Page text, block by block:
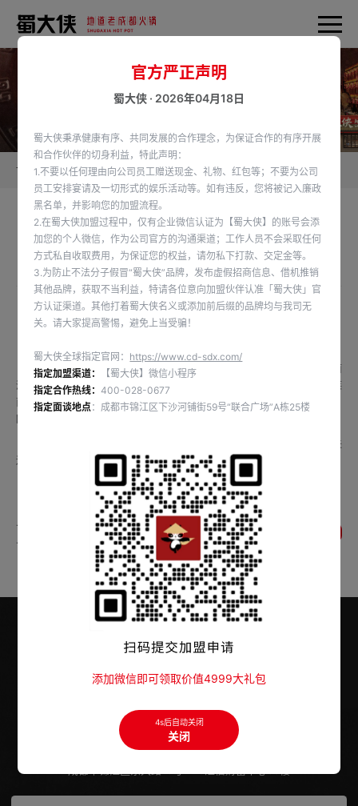
首页 蜀大侠新闻
德国杜塞尔多夫签约成功
发布时间：2024-10-30
蜀大侠火锅✖德国杜塞尔多夫汤总、胡总、武总签约成功🕌✨感谢信任🎉🥳
杜塞尔多夫(德语：Düsseldorf，英语：Dusseldorf)人口57万，位于莱茵
河畔。杜塞紧邻世界著名的鲁尔区，是欧洲人口Z稠密、经济Z发达地区北莱
茵-威斯特法伦州的首府，是德国广告，服装，展览业和通讯业的重要城市，
市内有十三至十八世纪古迹、艺术学院、著名陶器博物馆等。杜塞尔多夫
还是19世纪德国著名诗人海因里希·海涅的出生地。
2019年12月26日，位列2019年全球城市500强榜单第163名。
上一条：甘肃省酒泉敦煌市续约成功
下一条：江苏省镇江丹阳市续约成功
官方指定加盟热线
点击拨打 400-028-0677
官方严正声明
蜀大侠 · 2026年04月18日
蜀大侠秉承健康有序、共同发展的合作理念，为保证合作的有序开展
和合作伙伴的切身利益，特此声明：
1.不要以任何理由向公司员工赠送现金、礼物、红包等；不要为公司
员工安排宴请及一切形式的娱乐活动等。如有违反，您将被记入廉政
黑名单，并影响您的加盟流程。
2.在蜀大侠加盟过程中，仅有企业微信认证为【蜀大侠】的账号会添
加您的个人微信，作为公司官方的沟通渠道；工作人员不会采取任何
方式私自收取费用，为保证您的权益，请勿私下打款、交定金等。
3.为防止不法分子假冒“蜀大侠”品牌，发布虚假招商信息、借机推销
其他品牌，获取不当利益，特请各位意向加盟伙伴认准「蜀大侠」官
方认证渠道。其他打着蜀大侠名义或添加前后缀的品牌均与我司无
关。请大家提高警惕，避免上当受骗！
蜀大侠全球指定官网： https://www.cd-sdx.com/
指定加盟渠道：
【蜀大侠】微信小程序
指定合作热线：400-028-0677
指定面谈地点 ：成都市锦江区下沙河铺街59号“联合广场”A栋25楼
添加微信即可领取价值4999大礼包
4s后自动关闭
关闭